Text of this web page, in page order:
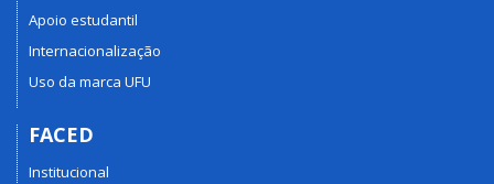
Apoio estudantil
Internacionalização
Uso da marca UFU
FACED
Institucional